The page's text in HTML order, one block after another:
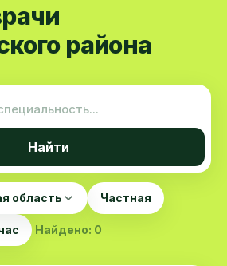
района
Найти
область Частная
Найдено: 0